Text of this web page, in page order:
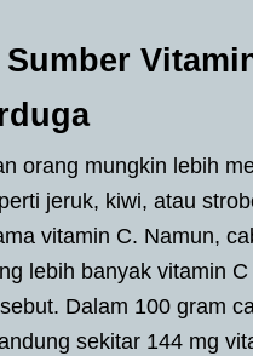
orang mungkin lebih
jeruk, kiwi, atau
vitamin C. Namun,
lebih banyak vitamin
Dalam 100 gram
sekitar 144 mg